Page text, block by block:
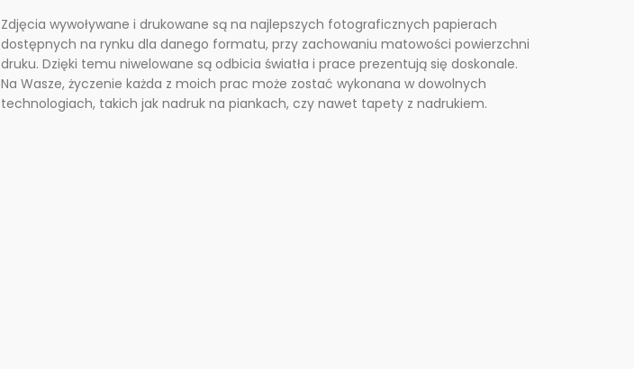
Zdjęcia wywoływane i drukowane są na najlepszych fotograficznych papierach
dostępnych na rynku dla danego formatu, przy zachowaniu matowości powierzchni
druku. Dzięki temu niwelowane są odbicia światła i prace prezentują się doskonale.
Na Wasze, życzenie każda z moich prac może zostać wykonana w dowolnych
technologiach, takich jak nadruk na piankach, czy nawet tapety z nadrukiem.